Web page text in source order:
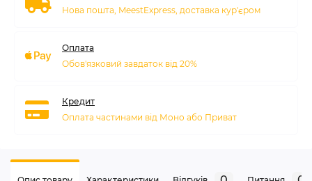
Нова пошта, MeestExpress, доставка кур'єром
Оплата
Обов'язковий завдаток від 20%
Кредит
Оплата частинами від Моно або Приват